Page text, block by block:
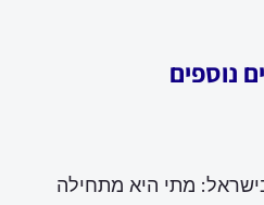
נוספים
מתי היא מתחילה